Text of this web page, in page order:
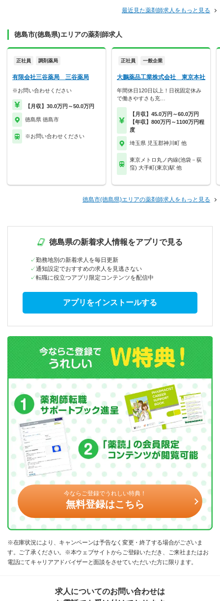
最近見た薬剤師求人をもっと見る
徳島市(徳島県)エリアの薬剤師求人
正社員 調剤薬局
有限会社三谷薬局 三谷薬局
※お問い合わせください
【月収】30.0万円～50.0万円
徳島県 徳島市
※お問い合わせください
正社員 一般企業
大鵬薬品工業株式会社 東京本社
年間休日120日以上！日祝固定休み
で働きやすさも充…
【月収】45.0万円～60.0万円
【年収】800万円～1100万円程
度
埼玉県 児玉郡神川町 他
東京メトロ丸ノ内線(池袋－荻
窪) 大手町(東京)駅 他
徳島市(徳島県)エリアの薬剤師求人をもっと見る
徳島県の新着求人情報をアプリで見る
勤務地別の新着求人を毎日更新
通知設定でおすすめの求人を見逃さない
転職に役立つアプリ限定コンテンツを配信中
アプリをインストールする
今ならご登録でうれしい特典！
無料登録はこちら
※在庫状況により、キャンペーンは予告なく変更・終了する場合がございま
す。ご了承ください。※本ウェブサイトからご登録いただき、ご来社またはお
電話にてキャリアアドバイザーと面談をさせていただいた方に限ります。
求人についてのお問い合わせは